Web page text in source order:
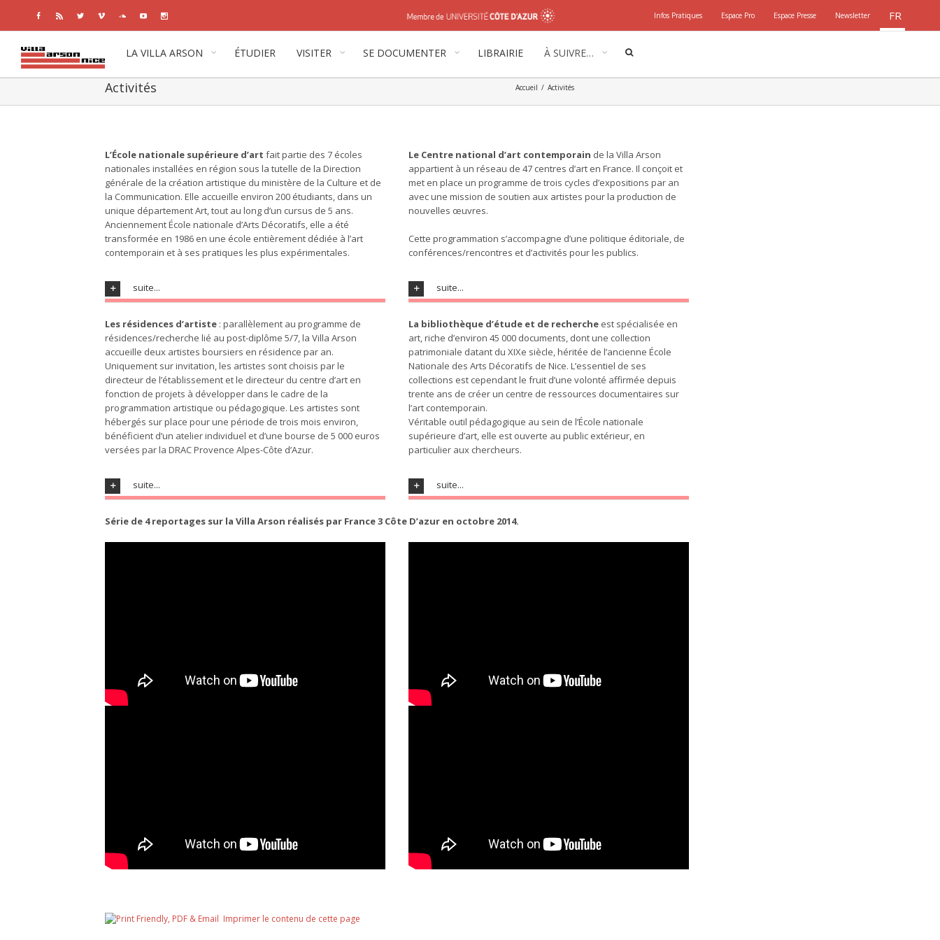
FacebookRss Twitter Vimeo SoundcloudYoutube Infos Pratiques Espace Pro Espace Presse Newsletter FR
LA VILLA ARSON ÉTUDIER VISITER SE DOCUMENTER LIBRAIRIE À SUIVRE…
Activités Accueil / Activités
L’École nationale supérieure d’art fait partie des 7 écoles
nationales installées en région sous la tutelle de la Direction
générale de la création artistique du ministère de la Culture et de
la Communication. Elle accueille environ 200 étudiants, dans un
unique département Art, tout au long d’un cursus de 5 ans.
Anciennement École nationale d’Arts Décoratifs, elle a été
transformée en 1986 en une école entièrement dédiée à l’art
contemporain et à ses pratiques les plus expérimentales.
suite...
Le Centre national d’art contemporain de la Villa Arson
appartient à un réseau de 47 centres d’art en France. Il conçoit et
met en place un programme de trois cycles d’expositions par an
avec une mission de soutien aux artistes pour la production de
nouvelles œuvres.
Cette programmation s’accompagne d’une politique éditoriale, de
conférences/rencontres et d’activités pour les publics.
suite...
Les résidences d’artiste : parallèlement au programme de
résidences/recherche lié au post-diplôme 5/7, la Villa Arson
accueille deux artistes boursiers en résidence par an.
Uniquement sur invitation, les artistes sont choisis par le
directeur de l’établissement et le directeur du centre d’art en
fonction de projets à développer dans le cadre de la
programmation artistique ou pédagogique. Les artistes sont
hébergés sur place pour une période de trois mois environ,
bénéficient d’un atelier individuel et d’une bourse de 5 000 euros
versées par la DRAC Provence Alpes-Côte d’Azur.
suite...
La bibliothèque d’étude et de recherche est spécialisée en
art, riche d’environ 45 000 documents, dont une collection
patrimoniale datant du XIXe siècle, héritée de l’ancienne École
Nationale des Arts Décoratifs de Nice. L’essentiel de ses
collections est cependant le fruit d’une volonté affirmée depuis
trente ans de créer un centre de ressources documentaires sur
l’art contemporain.
Véritable outil pédagogique au sein de l’École nationale
supérieure d’art, elle est ouverte au public extérieur, en
particulier aux chercheurs.
suite...
Série de 4 reportages sur la Villa Arson réalisés par France 3 Côte D’azur en octobre 2014.
Imprimer le contenu de cette page